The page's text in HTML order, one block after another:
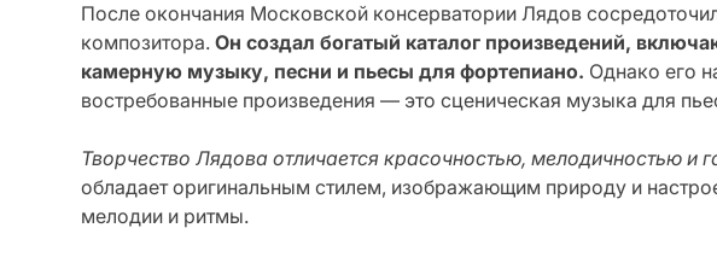
После окончания Московской консерватории Лядов
композитора. Он создал богатый каталог произведений,
камерную музыку, песни и пьесы для фортепиано. Однако его
востребованные произведения — это сценическая музыка для
Творчество Лядова отличается красочностью, мелодичностью и
обладает оригинальным стилем, изображающим природу и
мелодии и ритмы.